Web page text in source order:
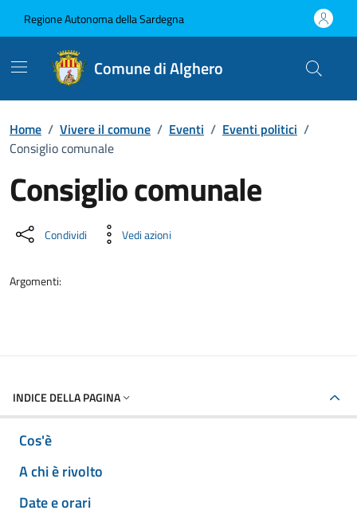
Regione Autonoma della Sardegna
Comune di Alghero
Home / Vivere il comune / Eventi / Eventi politici /
Consiglio comunale
Consiglio comunale
Dettaglio dell'evento
Condividi Vedi azioni
Argomenti:
INDICE DELLA PAGINA
Cos'è
A chi è rivolto
Date e orari